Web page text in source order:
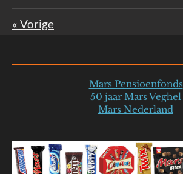
« Vorige
Mars Pensioenfonds
50 jaar Mars Veghel
Mars Nederland